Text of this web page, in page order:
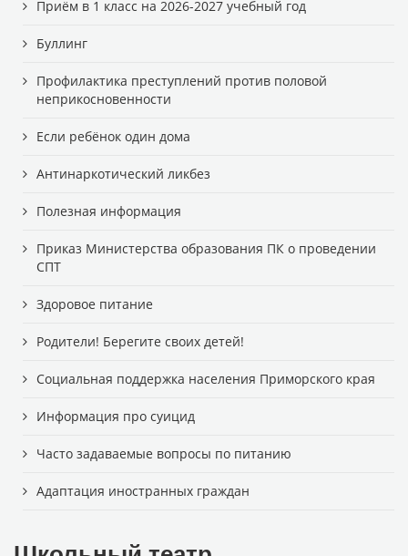
Приём в 1 класс на 2026-2027 учебный год
Буллинг
Профилактика преступлений против половой
неприкосновенности
Если ребёнок один дома
Антинаркотический ликбез
Полезная информация
Приказ Министерства образования ПК о проведении
СПТ
Здоровое питание
Родители! Берегите своих детей!
Cоциальная поддержка населения Приморского края
Информация про суицид
Часто задаваемые вопросы по питанию
Адаптация иностранных граждан